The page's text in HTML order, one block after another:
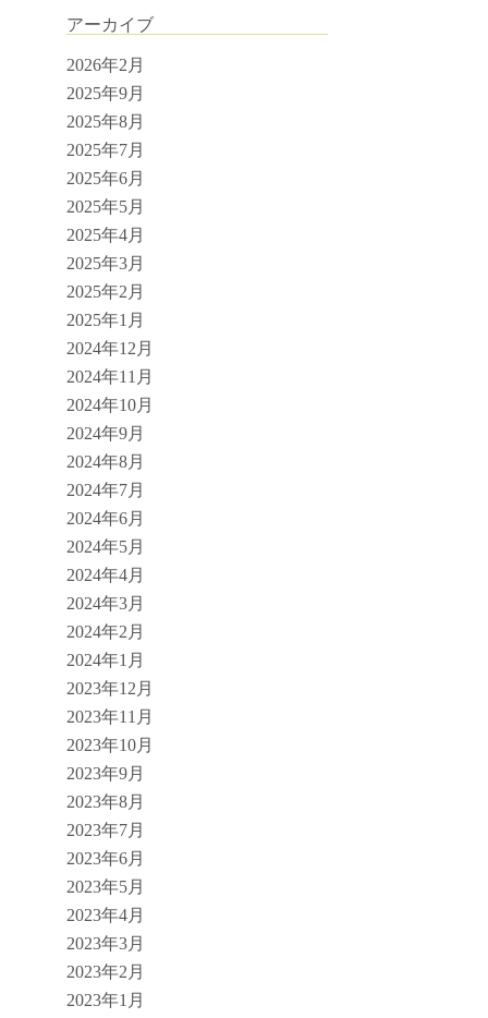
アーカイブ
2026年2月
2025年9月
2025年8月
2025年7月
2025年6月
2025年5月
2025年4月
2025年3月
2025年2月
2025年1月
2024年12月
2024年11月
2024年10月
2024年9月
2024年8月
2024年7月
2024年6月
2024年5月
2024年4月
2024年3月
2024年2月
2024年1月
2023年12月
2023年11月
2023年10月
2023年9月
2023年8月
2023年7月
2023年6月
2023年5月
2023年4月
2023年3月
2023年2月
2023年1月